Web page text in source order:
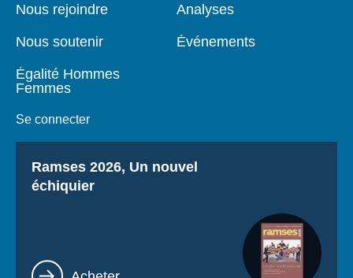
Nous rejoindre
Nous soutenir
Égalité Hommes
Femmes
Se connecter
Analyses
Événements
Titre
Ramses 2026, Un nouvel
échiquier